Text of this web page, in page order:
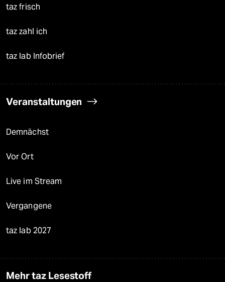
taz frisch
taz zahl ich
taz lab Infobrief
Veranstaltungen
Demnächst
Vor Ort
Live im Stream
Vergangene
taz lab 2027
Mehr taz Lesestoff